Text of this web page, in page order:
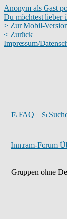
Anonym als Gast
Du möchtest lieber
> Zur Mobil-Version
< Zurück
Impressum/
FAQ
Inntram-Forum
Gruppen ohne